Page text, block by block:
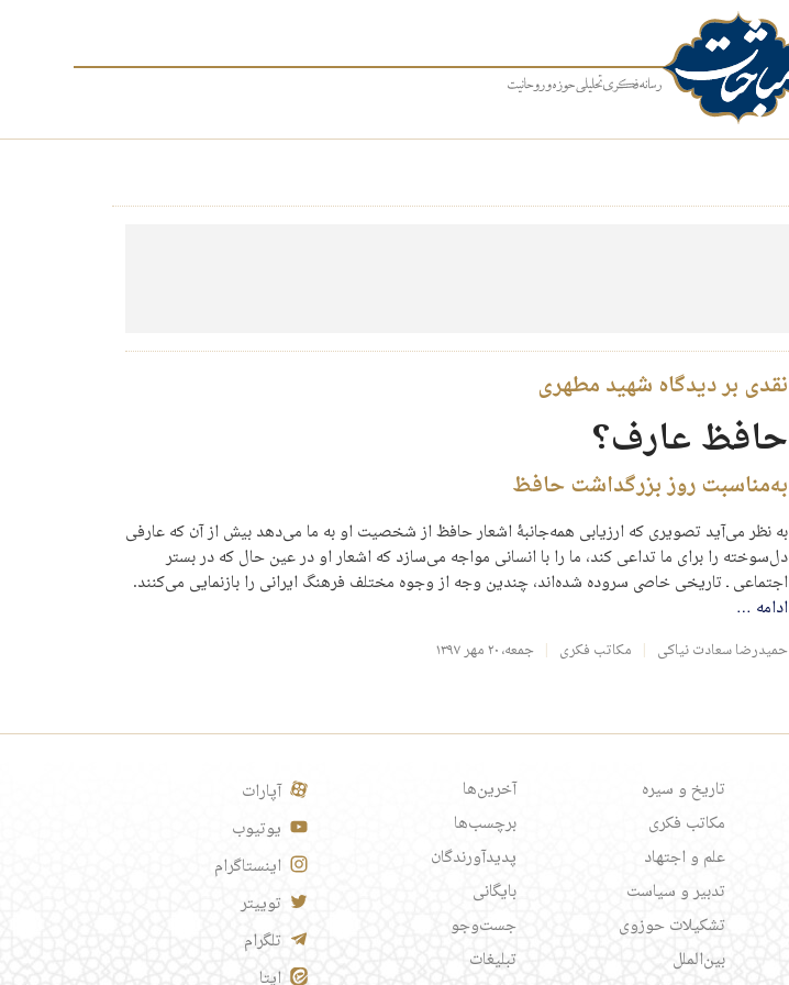
نقدی بر دیدگاه شهید مطهری
حافظ عارف؟
به‌مناسبت روز بزرگداشت حافظ
به نظر می‌آید تصویری که ارزیابی همه‌جانبۀ اشعار حافظ از شخصیت او به ما می‌دهد بیش از آن که عارفی
دل‌سوخته را برای ما تداعی کند، ما را با انسانی مواجه می­‌سازد که اشعار او در عین حال که در بستر
اجتماعی ـ تاریخی خاصی سروده شده­‌اند، چندین وجه از وجوه مختلف فرهنگ ایرانی را بازنمایی می‌کنند.
ادامه …
حمیدرضا سعادت نیاکی مکاتب فکری جمعه، ۲۰ مهر ۱۳۹۷
تاریخ و سیره
مکاتب فکری
علم و اجتهاد
تدبیر و سیاست
تشکیلات حوزوی
بین‌الملل
آخرین‌ها
برچسب‌ها
پدیدآورندگان
بایگانی
جست‌وجو
تبلیغات
آپارات
یوتیوب
اینستاگرام
توییتر
تلگرام
ایتا